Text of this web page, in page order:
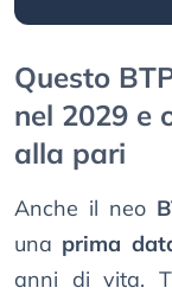
Questo
nel 2029 e
alla pari
Anche il neo
una prima
anni di vita.